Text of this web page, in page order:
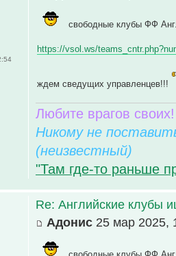
свободные клубы ФФ
https://vsol.ws/
ждем сведущих управленцев!!!
Любите врагов
Никому не
(неизвестный)
"Там где-то раньше
Re: Английские клубы
Адонис 25 мар 2025,